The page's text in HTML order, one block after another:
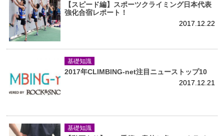
【スピード編】スポーツクライミング日本代表
強化合宿レポート！
2017.12.22
基礎知識
2017年CLIMBING-net注目ニューストップ10
2017.12.21
基礎知識